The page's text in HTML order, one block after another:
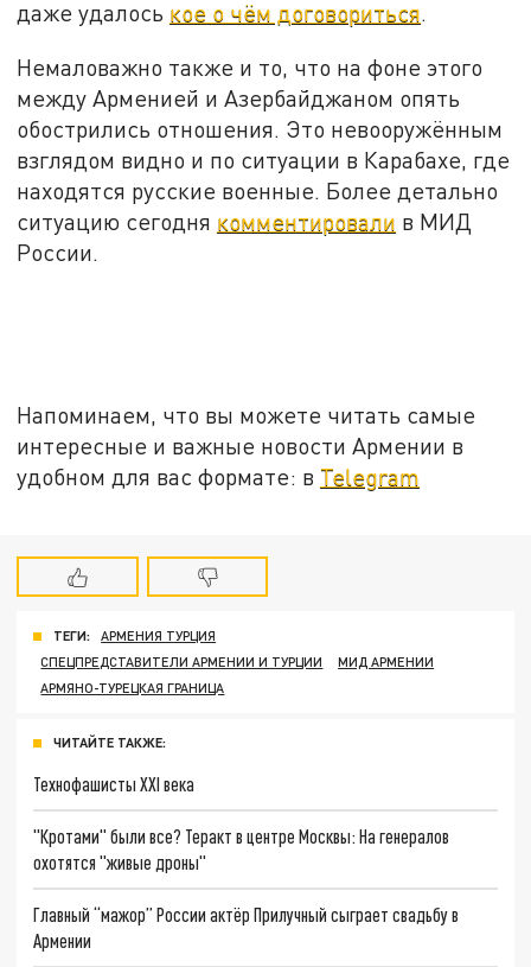
даже удалось кое о чём договориться.
Немаловажно также и то, что на фоне этого
между Арменией и Азербайджаном опять
обострились отношения. Это невооружённым
взглядом видно и по ситуации в Карабахе, где
находятся русские военные. Более детально
ситуацию сегодня комментировали в МИД
России.
Напоминаем, что вы можете читать самые
интересные и важные новости Армении в
удобном для вас формате: в Telegram
ТЕГИ:
АРМЕНИЯ ТУРЦИЯ
СПЕЦПРЕДСТАВИТЕЛИ АРМЕНИИ И ТУРЦИИ
МИД АРМЕНИИ
АРМЯНО-ТУРЕЦКАЯ ГРАНИЦА
ЧИТАЙТЕ ТАКЖЕ:
Технофашисты XXI века
"Кротами" были все? Теракт в центре Москвы: На генералов
охотятся "живые дроны"
Главный “мажор” России актёр Прилучный сыграет свадьбу в
Армении